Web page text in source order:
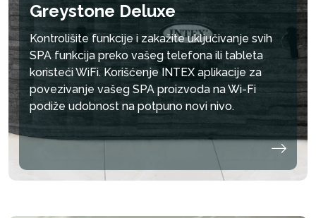
umanji
Greystone Deluxe
Kontrolišite funkcije i zakažite uključivanje svih
SPA funkcija preko vašeg telefona ili tableta
koristeći WiFi. Korišćenje INTEX aplikacije za
povezivanje vašeg SPA proizvoda na Wi-Fi
podiže udobnost na potpuno novi nivo.